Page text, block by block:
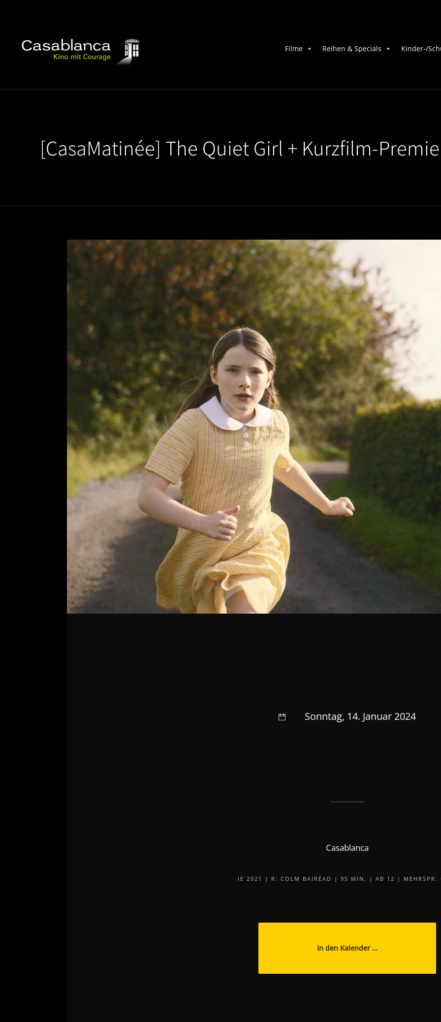
Filme Reihen & Specials Kinder-/
[CasaMatinée] The Quiet Girl + Kurzfilm-
Sonntag, 14. Januar 2024
Casablanca
IE 2021 | R: COLM BAIRÉAD | 95 MIN. | AB 12 | MEHRSPR.
In den Kalender …